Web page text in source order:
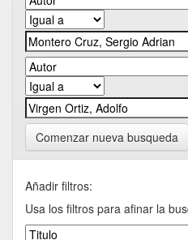
Comenzar nueva busqueda
Añadir filtros:
Usa los filtros para afinar la